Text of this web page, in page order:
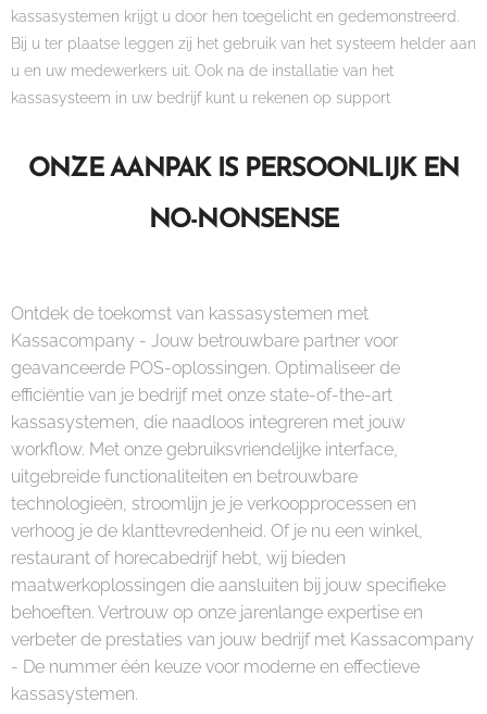
kassasystemen krijgt u door hen toegelicht en gedemonstreerd.
Bij u ter plaatse leggen zij het gebruik van het systeem helder aan
u en uw medewerkers uit. Ook na de installatie van het
kassasysteem in uw bedrijf kunt u rekenen op support
ONZE AANPAK IS PERSOONLIJK EN
NO-NONSENSE
Ontdek de toekomst van kassasystemen met
Kassacompany - Jouw betrouwbare partner voor
geavanceerde POS-oplossingen. Optimaliseer de
efficiëntie van je bedrijf met onze state-of-the-art
kassasystemen, die naadloos integreren met jouw
workflow. Met onze gebruiksvriendelijke interface,
uitgebreide functionaliteiten en betrouwbare
technologieën, stroomlijn je je verkoopprocessen en
verhoog je de klanttevredenheid. Of je nu een winkel,
restaurant of horecabedrijf hebt, wij bieden
maatwerkoplossingen die aansluiten bij jouw specifieke
behoeften. Vertrouw op onze jarenlange expertise en
verbeter de prestaties van jouw bedrijf met Kassacompany
- De nummer één keuze voor moderne en effectieve
kassasystemen.